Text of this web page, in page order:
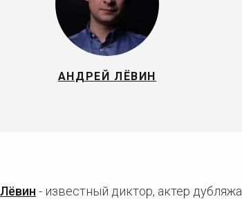
АНДРЕЙ ЛЁВИН
- известный диктор, актер дубляжа.